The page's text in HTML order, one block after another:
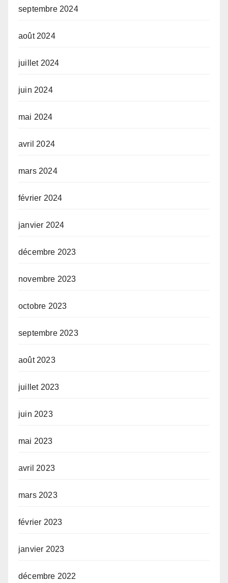
septembre 2024
août 2024
juillet 2024
juin 2024
mai 2024
avril 2024
mars 2024
février 2024
janvier 2024
décembre 2023
novembre 2023
octobre 2023
septembre 2023
août 2023
juillet 2023
juin 2023
mai 2023
avril 2023
mars 2023
février 2023
janvier 2023
décembre 2022